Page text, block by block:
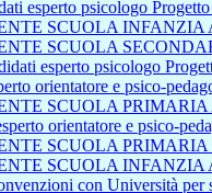
esperto psicologo
SCUOLA INFANZIA
SCUOLA
esperto psicologo
orientatore e psico-
SCUOLA
orientatore e psico-
SCUOLA PRIMARIA
SCUOLA INFANZIA
con Università